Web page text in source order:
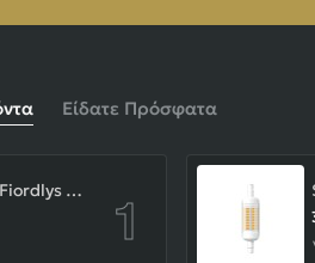
Είδατε Πρόσφατα
SLAMP-Fiordlys Linear Φωτιστικό Κρεμαστό 90x26x33cm White ΚΩΔ.-FRDSXXLWHT01T00LINEU